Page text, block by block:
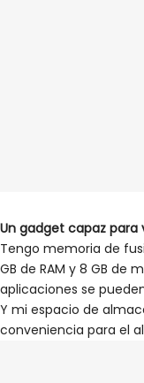
Un gadget capaz para
Tengo memoria de
GB de RAM y 8 GB de
aplicaciones se
Y mi espacio de
conveniencia para el